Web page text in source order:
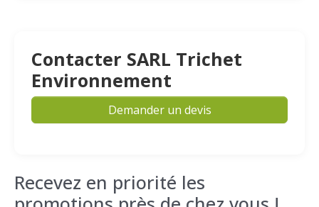
Contacter SARL Trichet
Environnement
Demander un devis
Recevez en priorité les